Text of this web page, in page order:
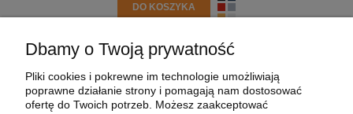
DO KOSZYKA
MOJE KONTO
Dbamy o Twoją prywatność
Pliki cookies i pokrewne im technologie umożliwiają
poprawne działanie strony i pomagają nam dostosować
ofertę do Twoich potrzeb. Możesz zaakceptować